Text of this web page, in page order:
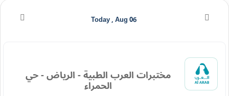
مختبرات العرب الطبية - الرياض - حي
الحمراء